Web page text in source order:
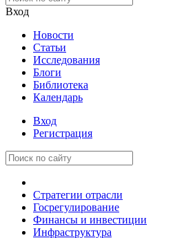
Вход
Новости
Статьи
Исследования
Блоги
Библиотека
Календарь
Вход
Регистрация
Стратегии отрасли
Госрегулирование
Финансы и инвестиции
Инфраструктура